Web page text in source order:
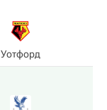
Уотфорд